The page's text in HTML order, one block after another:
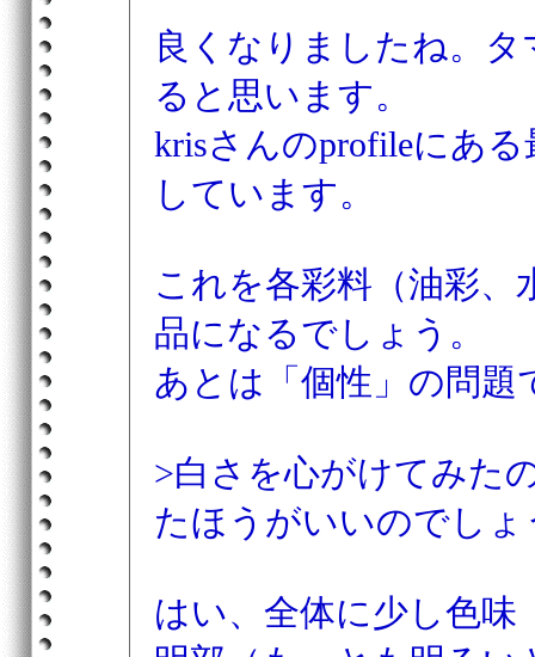
良くなりましたね。
ると思います。
krisさんのprofileにあ
しています。
これを各彩料（油彩、
品になるでしょう。
あとは「個性」の問題
>白さを心がけてみた
たほうがいいのでしょ
はい、全体に少し色